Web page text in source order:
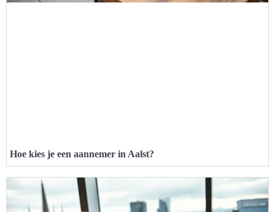
Hoe kies je een aannemer in Aalst?